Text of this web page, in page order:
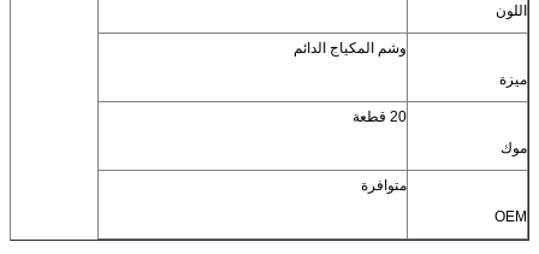
اللون
ميزة
وشم المكياج الدائم
موك
20 قطعة
OEM
متوافرة